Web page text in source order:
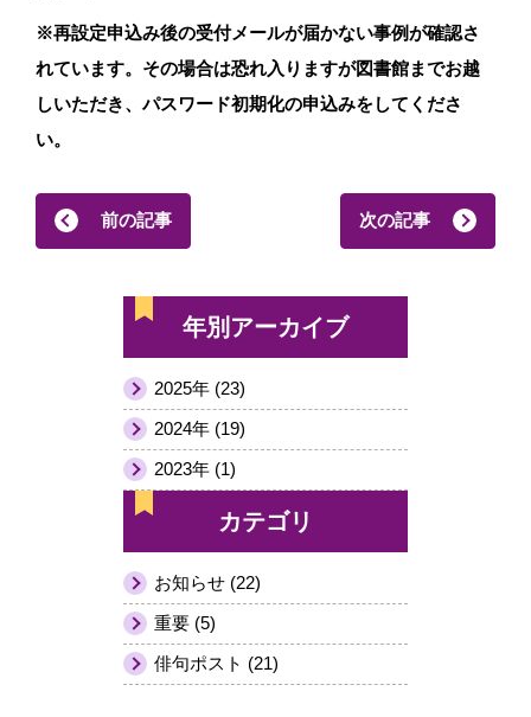
年別アーカイブ
2025年 (23)
2024年 (19)
2023年 (1)
カテゴリ
お知らせ (22)
重要 (5)
俳句ポスト (21)
※再設定申込み後の受付メールが届かない事例が確認さ
れています。その場合は恐れ入りますが図書館までお越
しいただき、パスワード初期化の申込みをしてくださ
い。
前の記事 次の記事